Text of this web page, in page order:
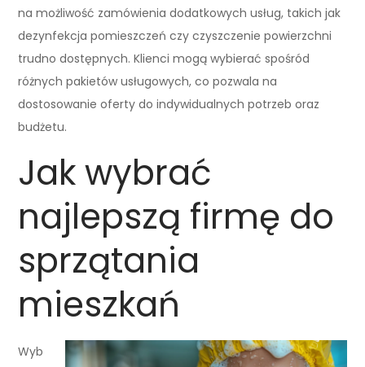
na możliwość zamówienia dodatkowych usług, takich jak
dezynfekcja pomieszczeń czy czyszczenie powierzchni
trudno dostępnych. Klienci mogą wybierać spośród
różnych pakietów usługowych, co pozwala na
dostosowanie oferty do indywidualnych potrzeb oraz
budżetu.
Jak wybrać
najlepszą firmę do
sprzątania
mieszkań
Wyb